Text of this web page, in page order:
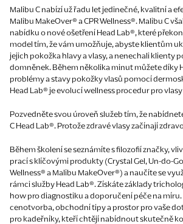
Malibu C nabízí už řadu let jedinečné, kvalitní a
Malibu MakeOver® a CPR Wellness®. Malibu C
nabídku o nové ošetření Head Lab®, které
model tím, že vám umožňuje, abyste klientům
jejich pokožka hlavy a vlasy, a nenechali klienty
domněnek. Během několika minut můžete díky
problémy a stavy pokožky vlasů pomocí
Head Lab® je evolucí wellness procedur pro
Pozvedněte svou úroveň služeb tím, že
C Head Lab®. Protože zdravé vlasy začínají
Během školení se seznámíte s filozofií značky,
prací s klíčovými produkty (Crystal Gel, Un-do-
Wellness® a Malibu MakeOver®) a naučíte se
rámci služby Head Lab®. Získáte základy
how pro diagnostiku a doporučení péče na
cenotvorba, obchodní tipy a prostor pro vaše
pro kadeřníky, kteří chtějí nabídnout skutečně